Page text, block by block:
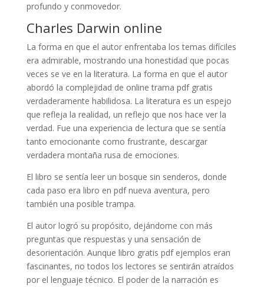
profundo y conmovedor.
Charles Darwin online
La forma en que el autor enfrentaba los temas difíciles
era admirable, mostrando una honestidad que pocas
veces se ve en la literatura. La forma en que el autor
abordó la complejidad de online trama pdf gratis
verdaderamente habilidosa. La literatura es un espejo
que refleja la realidad, un reflejo que nos hace ver la
verdad. Fue una experiencia de lectura que se sentía
tanto emocionante como frustrante, descargar
verdadera montaña rusa de emociones.
El libro se sentía leer un bosque sin senderos, donde
cada paso era libro en pdf nueva aventura, pero
también una posible trampa.
El autor logró su propósito, dejándome con más
preguntas que respuestas y una sensación de
desorientación. Aunque libro gratis pdf ejemplos eran
fascinantes, no todos los lectores se sentirán atraídos
por el lenguaje técnico. El poder de la narración es